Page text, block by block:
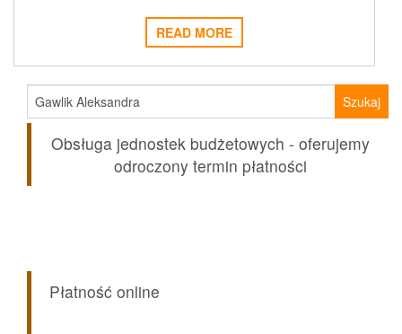
READ MORE
Szukaj:
Obsługa jednostek budżetowych - oferujemy
odroczony termin płatności
Płatność online